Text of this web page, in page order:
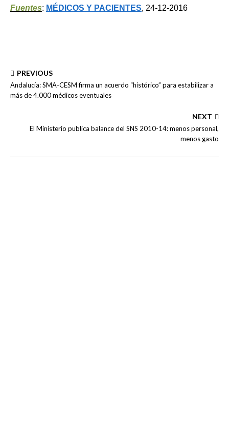
Fuentes: MÉDICOS Y PACIENTES, 24-12-2016
PREVIOUS
Andalucía: SMA-CESM firma un acuerdo “histórico” para estabilizar a
más de 4.000 médicos eventuales
NEXT
El Ministerio publica balance del SNS 2010-14: menos personal,
menos gasto